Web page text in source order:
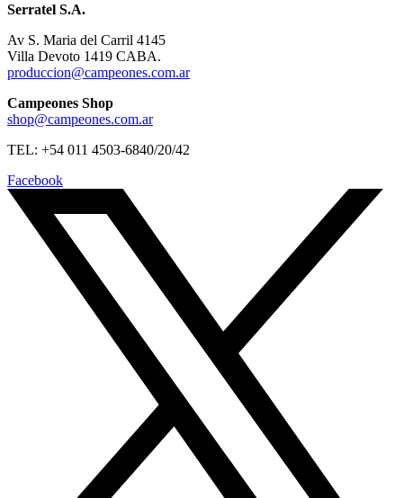
Serratel S.A.
Av S. Maria del Carril 4145
Villa Devoto 1419 CABA.
produccion@campeones.com.ar
Campeones Shop
shop@campeones.com.ar
TEL: +54 011 4503-6840/20/42
Facebook